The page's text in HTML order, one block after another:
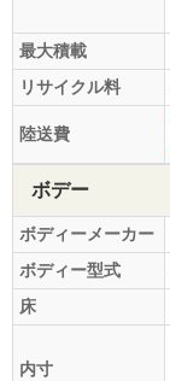
最大積載
リサイクル料
陸送費
ボデー
ボディーメーカー
ボディー型式
床
内寸